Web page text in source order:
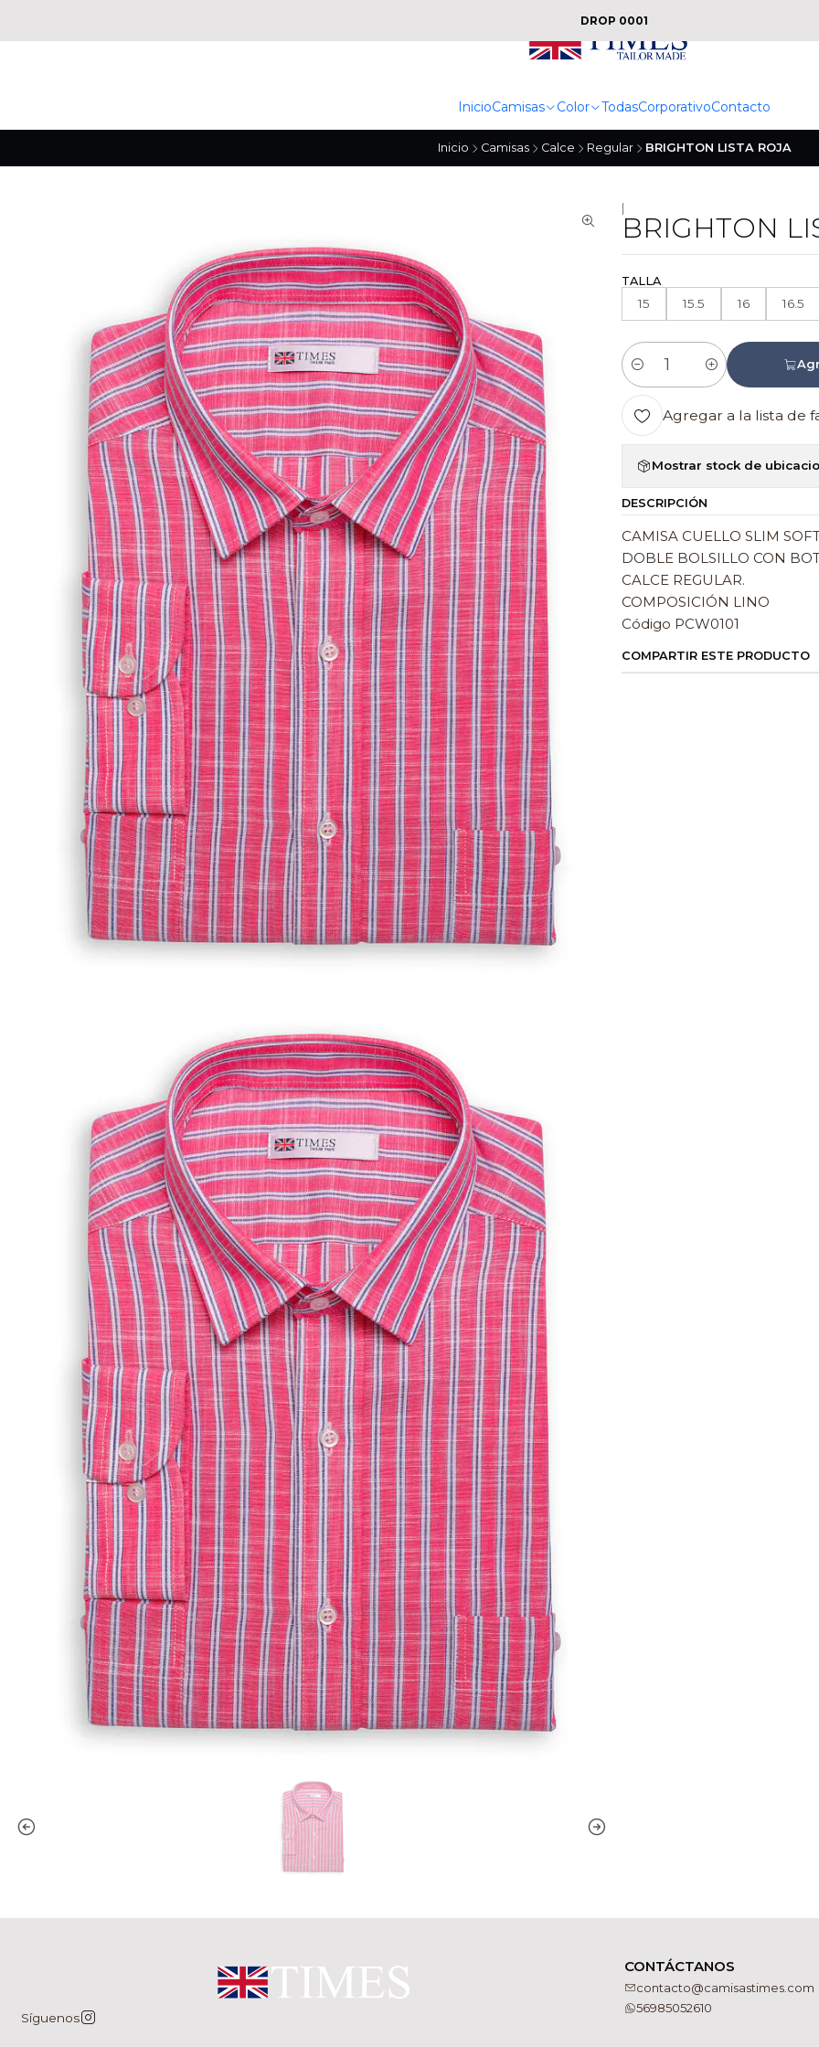
InicioCamisas Color TodasCorporativoContacto
DROP 0001
Inicio Camisas Calce Regular BRIGHTON LISTA ROJA
BRIGHTON
TALLA
15 15.5 16 16.5
Cantidad
Agregar a la lista de
Mostrar stock de
DESCRIPCIÓN
CAMISA CUELLO SLIM
DOBLE BOLSILLO CON
CALCE REGULAR.
COMPOSICIÓN LINO
Código PCW0101
COMPARTIR ESTE PRODUCTO
Síguenos
CONTÁCTANOS
contacto@camisastimes.com
56985052610